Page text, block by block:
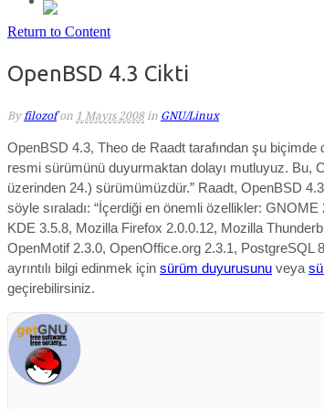
Return to Content
OpenBSD 4.3 Cikti
By filozof on 1 Mayıs 2008 in GNU/Linux
OpenBSD 4.3, Theo de Raadt tarafından şu biçimde
resmi sürümünü duyurmaktan dolayı mutluyuz. Bu,
üzerinden 24.) sürümümüzdür.” Raadt, OpenBSD
söyle sıraladı: “İçerdiği en önemli özellikler: GNOME
KDE 3.5.8, Mozilla Firefox 2.0.0.12, Mozilla
OpenMotif 2.3.0, OpenOffice.org 2.3.1, PostgreSQL
ayrıntılı bilgi edinmek için sürüm duyurusunu veya
geçirebilirsiniz.